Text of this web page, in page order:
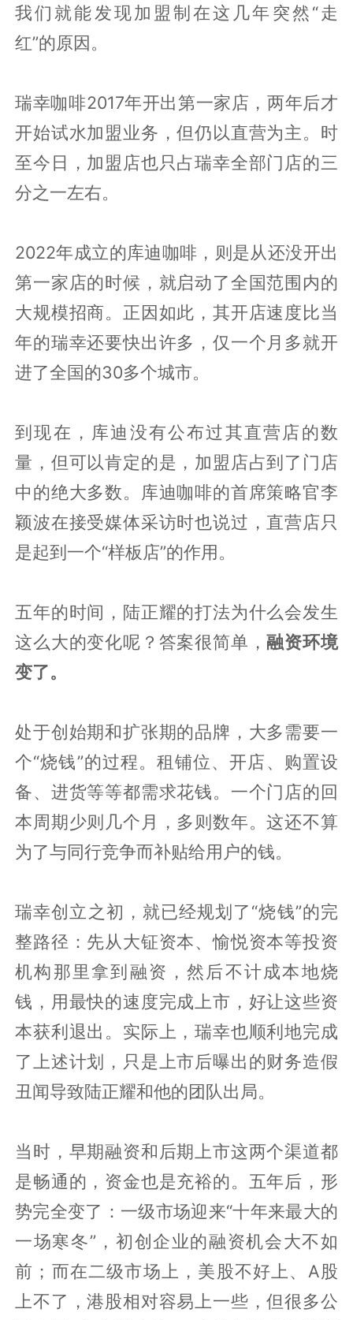
我们就能发现加盟制在这几年突然“走
红”的原因。
瑞幸咖啡2017年开出第一家店，两年后才
开始试水加盟业务，但仍以直营为主。时
至今日，加盟店也只占瑞幸全部门店的三
分之一左右。
2022年成立的库迪咖啡，则是从还没开出
第一家店的时候，就启动了全国范围内的
大规模招商。正因如此，其开店速度比当
年的瑞幸还要快出许多，仅一个月多就开
进了全国的30多个城市。
到现在，库迪没有公布过其直营店的数
量，但可以肯定的是，加盟店占到了门店
中的绝大多数。库迪咖啡的首席策略官李
颖波在接受媒体采访时也说过，直营店只
是起到一个“样板店”的作用。
五年的时间，陆正耀的打法为什么会发生
这么大的变化呢？答案很简单，融资环境
变了。
处于创始期和扩张期的品牌，大多需要一
个“烧钱”的过程。租铺位、开店、购置设
备、进货等等都需求花钱。一个门店的回
本周期少则几个月，多则数年。这还不算
为了与同行竞争而补贴给用户的钱。
瑞幸创立之初，就已经规划了“烧钱”的完
整路径：先从大钲资本、愉悦资本等投资
机构那里拿到融资，然后不计成本地烧
钱，用最快的速度完成上市，好让这些资
本获利退出。实际上，瑞幸也顺利地完成
了上述计划，只是上市后曝出的财务造假
丑闻导致陆正耀和他的团队出局。
当时，早期融资和后期上市这两个渠道都
是畅通的，资金也是充裕的。五年后，形
势完全变了：一级市场迎来“十年来最大的
一场寒冬”，初创企业的融资机会大不如
前；而在二级市场上，美股不好上、A股
上不了，港股相对容易上一些，但很多公